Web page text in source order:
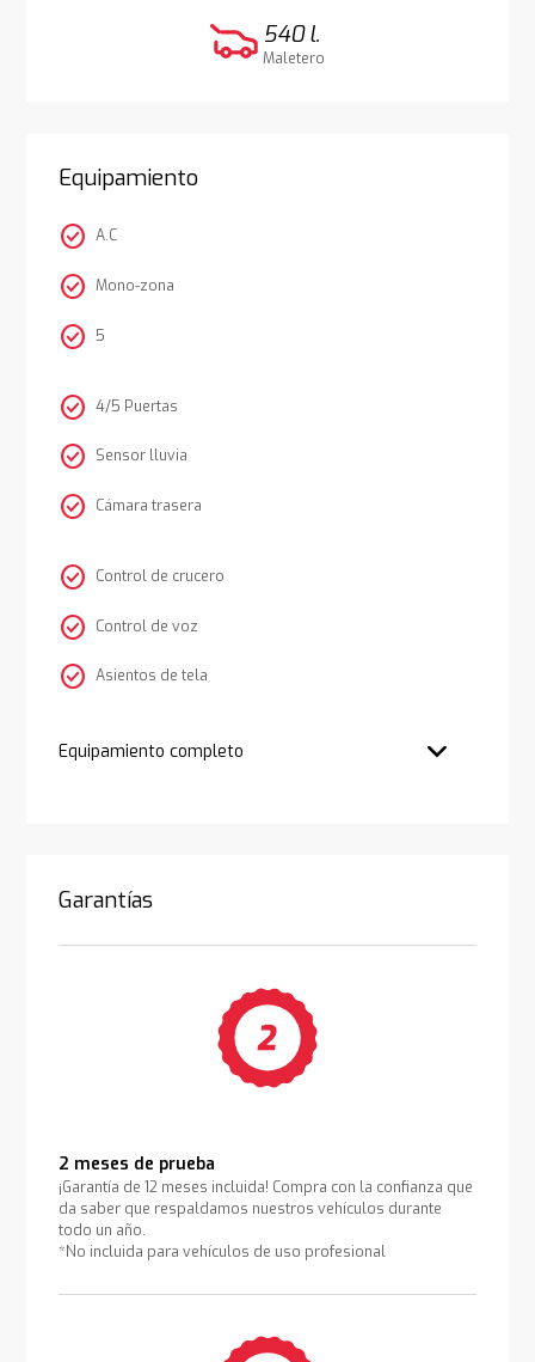
540 l.
Maletero
Equipamiento
check_circle A.C
check_circle Mono-zona
check_circle 5
check_circle 4/5 Puertas
check_circle Sensor lluvia
check_circle Cámara trasera
check_circle Control de crucero
check_circle Control de voz
check_circle Asientos de tela
Equipamiento completo
Garantías
2 meses de prueba
¡Garantía de 12 meses incluida! Compra con la confianza que
da saber que respaldamos nuestros vehículos durante
todo un año.
*No incluida para vehículos de uso profesional